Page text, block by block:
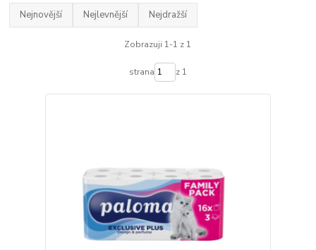
Nejnovější Nejlevnější Nejdražší
Zobrazuji 1-1 z 1
strana z 1